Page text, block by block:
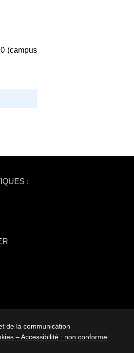
(campus
:
de la communication
–Accessibilité : non conforme